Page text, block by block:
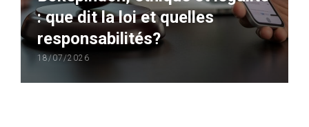
: que dit la loi et quelles
responsabilités?
18/07/2026